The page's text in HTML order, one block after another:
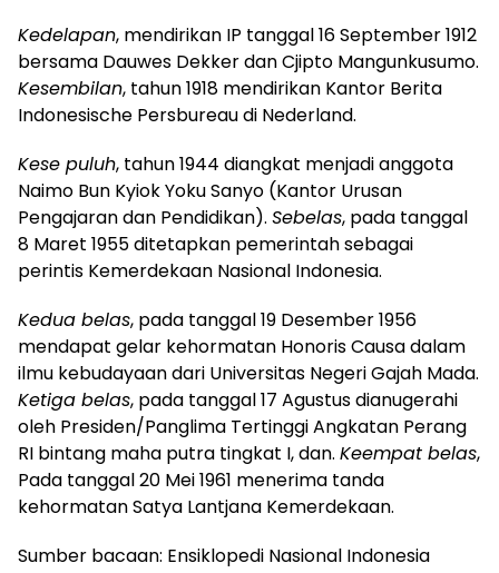
Kedelapan, mendirikan IP tanggal 16 September 1912
bersama Dauwes Dekker dan Cjipto Mangunkusumo.
Kesembilan, tahun 1918 mendirikan Kantor Berita
Indonesische Persbureau di Nederland.
Kese puluh, tahun 1944 diangkat menjadi anggota
Naimo Bun Kyiok Yoku Sanyo (Kantor Urusan
Pengajaran dan Pendidikan). Sebelas, pada tanggal
8 Maret 1955 ditetapkan pemerintah sebagai
perintis Kemerdekaan Nasional Indonesia.
Kedua belas, pada tanggal 19 Desember 1956
mendapat gelar kehormatan Honoris Causa dalam
ilmu kebudayaan dari Universitas Negeri Gajah Mada.
Ketiga belas, pada tanggal 17 Agustus dianugerahi
oleh Presiden/Panglima Tertinggi Angkatan Perang
RI bintang maha putra tingkat I, dan. Keempat belas,
Pada tanggal 20 Mei 1961 menerima tanda
kehormatan Satya Lantjana Kemerdekaan.
Sumber bacaan: Ensiklopedi Nasional Indonesia